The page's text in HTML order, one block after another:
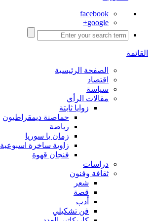
facebook
google+
القائمة
الصفحة الرئيسية
اقتصاد
سياسة
مقالات الرأي
زوايا ثابتة
حماصنة ديمقراطيون
رياضة
زمان يا سوريا
زاوية ساخرة اسبوعية
فنجان قهوة
دراسات
ثقافة وفنون
شعر
قصة
أدب
فن تشكيلي